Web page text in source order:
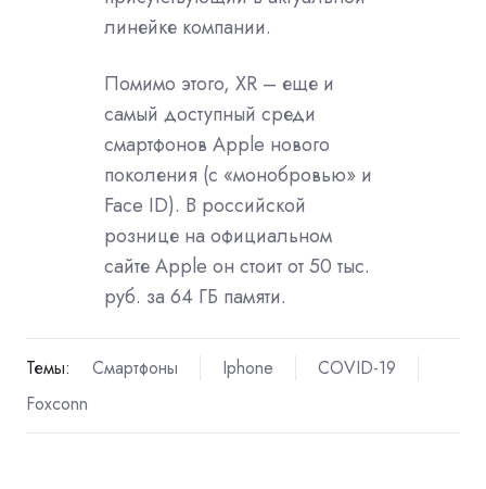
линейке компании.
Помимо этого, XR – еще и
самый доступный среди
смартфонов Apple нового
поколения (с «монобровью» и
Face ID). В российской
рознице на официальном
сайте Apple он стоит от 50 тыс.
руб. за 64 ГБ памяти.
Темы: Смартфоны Iphone
COVID-19
Foxconn